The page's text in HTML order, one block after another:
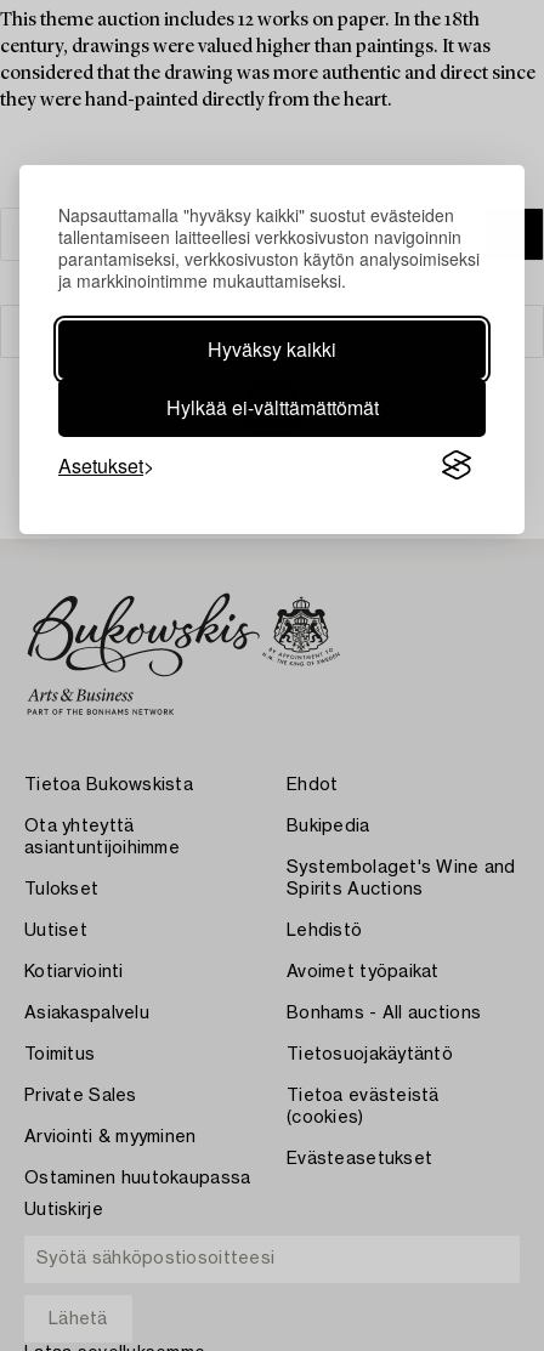
Napsauttamalla "hyväksy kaikki" suostut evästeiden
tallentamiseen laitteellesi verkkosivuston navigoinnin
parantamiseksi, verkkosivuston käytön analysoimiseksi
ja markkinointimme mukauttamiseksi.
Hyväksy kaikki
Hylkää ei-välttämättömät
Asetukset
This theme auction includes 12 works on paper. In the 18th
century, drawings were valued higher than paintings. It was
considered that the drawing was more authentic and direct since
they were hand-painted directly from the heart.
Juuri nyt ei löytynyt hakuasi vastaavia kohteita.
Tietoa Bukowskista
Ota yhteyttä
asiantuntijoihimme
Tulokset
Uutiset
Kotiarviointi
Asiakaspalvelu
Toimitus
Private Sales
Arviointi & myyminen
Ostaminen huutokaupassa
Ehdot
Bukipedia
Systembolaget's Wine and
Spirits Auctions
Lehdistö
Avoimet työpaikat
Bonhams - All auctions
Tietosuojakäytäntö
Tietoa evästeistä
(cookies)
Evästeasetukset
Uutiskirje